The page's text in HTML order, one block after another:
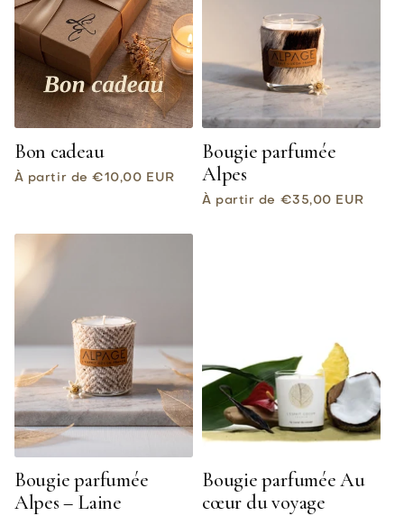
Bon cadeau
Prix
À partir de €10,00 EUR
Bougie parfumée
Alpes
Prix
À partir de €35,00 EUR
Bougie parfumée
Alpes – Laine
Bougie parfumée Au
cœur du voyage